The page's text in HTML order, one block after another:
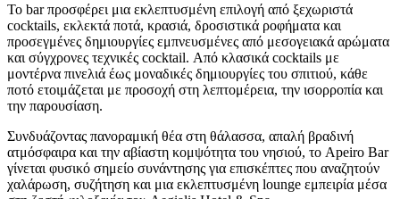
Το bar προσφέρει μια εκλεπτυσμένη επιλογή από ξεχωριστά
cocktails, εκλεκτά ποτά, κρασιά, δροσιστικά ροφήματα και
προσεγμένες δημιουργίες εμπνευσμένες από μεσογειακά αρώματα
και σύγχρονες τεχνικές cocktail. Από κλασικά cocktails με
μοντέρνα πινελιά έως μοναδικές δημιουργίες του σπιτιού, κάθε
ποτό ετοιμάζεται με προσοχή στη λεπτομέρεια, την ισορροπία και
την παρουσίαση.
Συνδυάζοντας πανοραμική θέα στη θάλασσα, απαλή βραδινή
ατμόσφαιρα και την αβίαστη κομψότητα του νησιού, το Apeiro Bar
γίνεται φυσικό σημείο συνάντησης για επισκέπτες που αναζητούν
χαλάρωση, συζήτηση και μια εκλεπτυσμένη lounge εμπειρία μέσα